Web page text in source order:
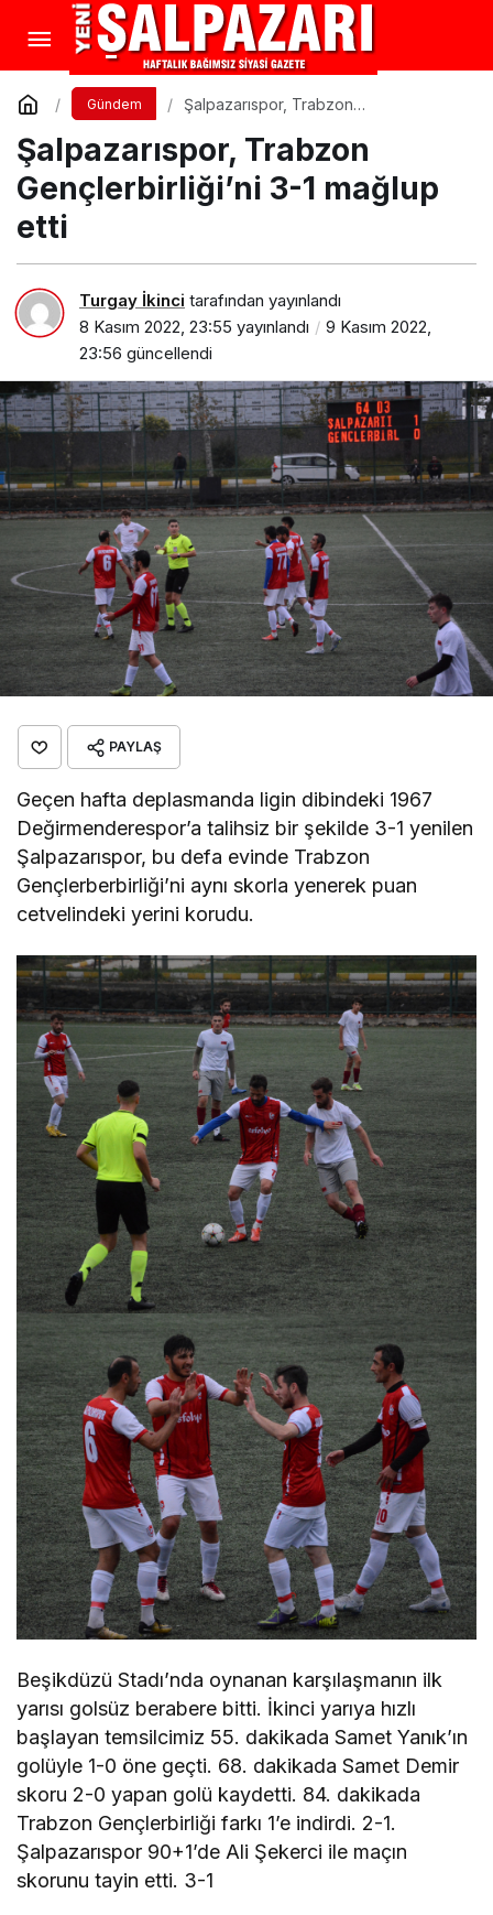
Gündem
Şalpazarıspor, Trabzon
Şalpazarıspor, Trabzon
Gençlerbirliği’ni 3-1 mağlup
etti
Turgay İkinci tarafından yayınlandı
8 Kasım 2022, 23:55 yayınlandı
9 Kasım 2022,
23:56 güncellendi
PAYLAŞ
Geçen hafta deplasmanda ligin dibindeki 1967
Değirmenderespor’a talihsiz bir şekilde 3-1 yenilen
Şalpazarıspor, bu defa evinde Trabzon
Gençlerberbirliği’ni aynı skorla yenerek puan
cetvelindeki yerini korudu.
Beşikdüzü Stadı’nda oynanan karşılaşmanın ilk
yarısı golsüz berabere bitti. İkinci yarıya hızlı
başlayan temsilcimiz 55. dakikada Samet Yanık’ın
golüyle 1-0 öne geçti. 68. dakikada Samet Demir
skoru 2-0 yapan golü kaydetti. 84. dakikada
Trabzon Gençlerbirliği farkı 1’e indirdi. 2-1.
Şalpazarıspor 90+1’de Ali Şekerci ile maçın
skorunu tayin etti. 3-1